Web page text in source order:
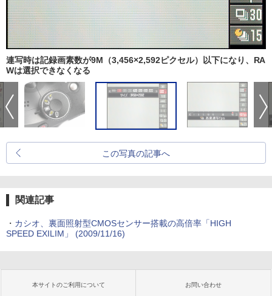
連写時は記録画素数が9M（3,456×2,592ピクセル）以下になり、RA
Wは選択できなくなる
この写真の記事へ
関連記事
・ カシオ、裏面照射型CMOSセンサー搭載の高倍率「HIGH
SPEED EXILIM」 (2009/11/16)
本サイトのご利用について お問い合わせ